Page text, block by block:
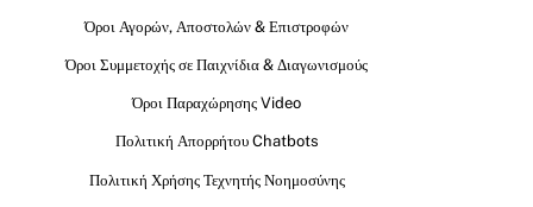
Όροι Αγορών, Αποστολών & Επιστροφών
Όροι Συμμετοχής σε Παιχνίδια & Διαγωνισμούς
Όροι Παραχώρησης Video
Πολιτική Απορρήτου Chatbots
Πολιτική Χρήσης Τεχνητής Νοημοσύνης